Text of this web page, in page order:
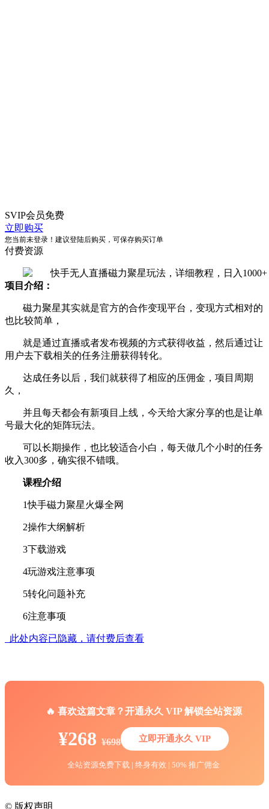
SVIP会员免费
立即购买
您当前未登录！建议登陆后购买，可保存购买订单
付费资源
项目介绍：
磁力聚星其实就是官方的合作变现平台，变现方式相对的
也比较简单，
就是通过直播或者发布视频的方式获得收益，然后通过让
用户去下载相关的任务注册获得转化。
达成任务以后，我们就获得了相应的压佣金，项目周期
久，
并且每天都会有新项目上线，今天给大家分享的也是让单
号最大化的矩阵玩法。
可以长期操作，也比较适合小白，每天做几个小时的任务
收入300多，确实很不错哦。
课程介绍
1快手磁力聚星火爆全网
2操作大纲解析
3下载游戏
4玩游戏注意事项
5转化问题补充
6注意事项
此处内容已隐藏，请付费后查看
🔥 喜欢这篇文章？开通永久 VIP 解锁全站资源
¥268 ¥698 立即开通永久 VIP
全站资源免费下载 | 终身有效 | 50% 推广佣金
© 版权声明